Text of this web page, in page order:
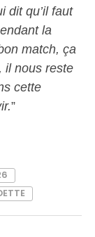
dit qu’il faut
la
match, ça
il nous reste
cette
”